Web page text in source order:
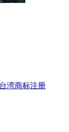
湾商标注册